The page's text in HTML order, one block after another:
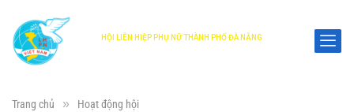
HỘI LIÊN HIỆP PHỤ NỮ THÀNH PHỐ ĐÀ NẴNG
Trang chủ » Hoạt động hội